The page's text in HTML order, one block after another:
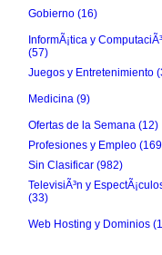
Gobierno (16)
InformÃ¡tica y
(57)
Juegos y Entretenimiento
Medicina (9)
Ofertas de la Semana (12)
Profesiones y Empleo
Sin Clasificar (982)
TelevisiÃ³n y
(33)
Web Hosting y Dominios